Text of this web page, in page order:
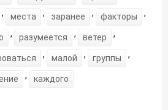
, места , заранее , факторы ,
, разумеется , ветер ,
, малой , группы ,
, каждого